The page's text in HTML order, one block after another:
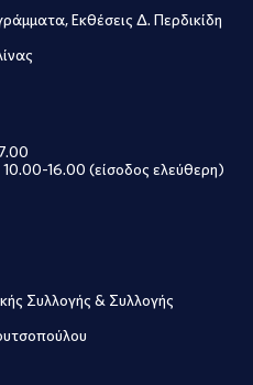
Εκθέσεις Δ. Περδικίδη
16.00 (είσοδος ελεύθερη)
Συλλογής & Συλλογής